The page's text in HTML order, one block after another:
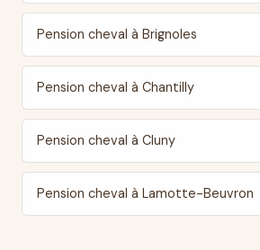
Pension cheval à Brignoles
Pension cheval à Chantilly
Pension cheval à Cluny
Pension cheval à Lamotte-Beuvron